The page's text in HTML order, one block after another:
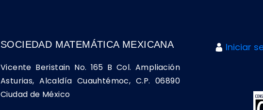
SOCIEDAD MATEMÁTICA MEXICANA
Vicente Beristain No. 165 B Col. Ampliación
Asturias, Alcaldía Cuauhtémoc, C.P. 06890
Ciudad de México
Iniciar